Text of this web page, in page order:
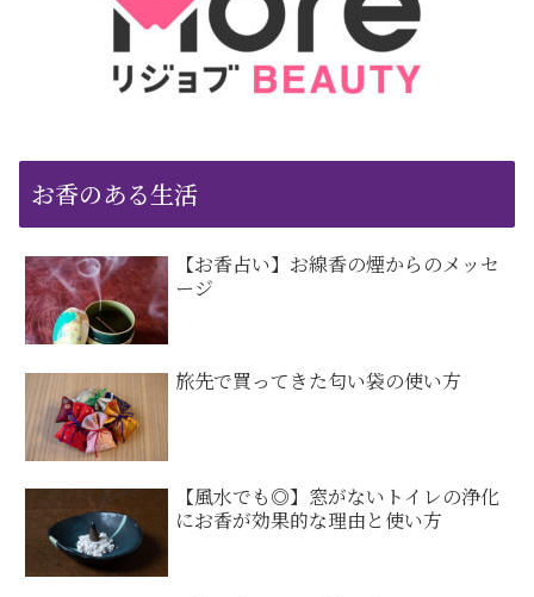
お香のある生活
【お香占い】お線香の煙からのメッセ
ージ
旅先で買ってきた匂い袋の使い方
【風水でも◎】窓がないトイレの浄化
にお香が効果的な理由と使い方